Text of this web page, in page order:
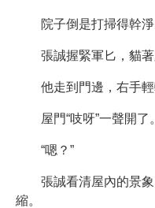
院子倒是打掃得幹淨
張誠握緊軍匕，貓
他走到門邊，右手輕
屋門“吱呀”一聲開了。
“嗯？”
張誠看清屋內的景
縮。